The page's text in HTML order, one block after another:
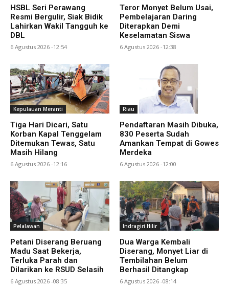
HSBL Seri Perawang
Resmi Bergulir, Siak Bidik
Lahirkan Wakil Tangguh ke
DBL
6 Agustus 2026 -12:54
Teror Monyet Belum Usai,
Pembelajaran Daring
Diterapkan Demi
Keselamatan Siswa
6 Agustus 2026 -12:38
Kepulauan Meranti
Tiga Hari Dicari, Satu
Korban Kapal Tenggelam
Ditemukan Tewas, Satu
Masih Hilang
6 Agustus 2026 -12:16
Riau
Pendaftaran Masih Dibuka,
830 Peserta Sudah
Amankan Tempat di Gowes
Merdeka
6 Agustus 2026 -12:00
Pelalawan
Petani Diserang Beruang
Madu Saat Bekerja,
Terluka Parah dan
Dilarikan ke RSUD Selasih
6 Agustus 2026 -08:35
Indragiri Hilir
Dua Warga Kembali
Diserang, Monyet Liar di
Tembilahan Belum
Berhasil Ditangkap
6 Agustus 2026 -08:14